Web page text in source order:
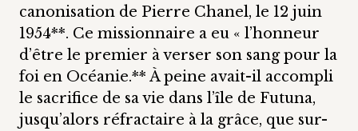
canonisation de Pierre Chanel, le 12 juin
1954**. Ce missionnaire a eu « l’honneur
d’être le premier à verser son sang pour la
foi en Océanie.** À peine avait-il accompli
le sacrifice de sa vie dans l’île de Futuna,
jusqu’alors réfractaire à la grâce, que sur-